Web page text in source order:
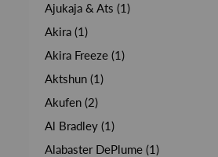
Ajukaja & Ats (1)
Akira (1)
Akira Freeze (1)
Aktshun (1)
Akufen (2)
Al Bradley (1)
Alabaster DePlume (1)